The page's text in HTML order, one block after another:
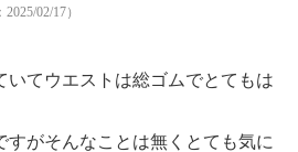
移り注意
り
02/17）
いてウエストは総ゴムでとてもは
すがそんなことは無くとても気に